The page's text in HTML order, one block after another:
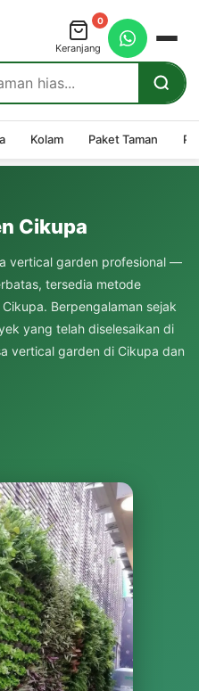
0
Keranjang
Kolam Paket Taman
Cikupa
vertical garden profesional —
tersedia metode
Berpengalaman sejak
yang telah diselesaikan di
vertical garden di Cikupa dan